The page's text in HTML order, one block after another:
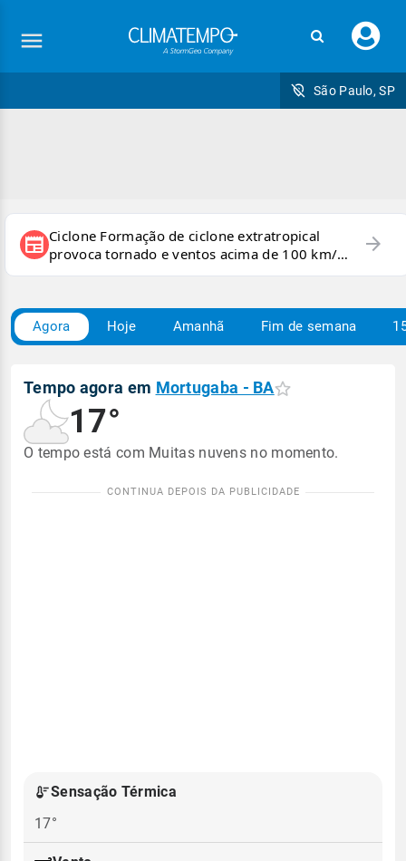
seu
São Paulo, SP
newspaper Ciclone Formação de ciclone extratropical
provoca tornado e ventos acima de 100 km/h
no RS
arrow_forward
Agora Hoje Amanhã Fim de semana
Tempo agora em Mortugaba - BA
17°
O tempo está com Muitas nuvens no momento.
Sensação Térmica
17°